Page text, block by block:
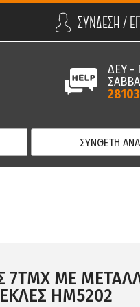
ΣΥΝΔΕΣΗ /
ΔΕΥ -
ΣΥΝΘΕΤΗ
7ΤΜΧ ΜΕ
HM5202